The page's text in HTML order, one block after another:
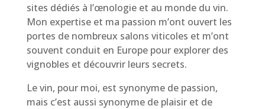
sites dédiés à l’œnologie et au monde du vin.
Mon expertise et ma passion m’ont ouvert les
portes de nombreux salons viticoles et m’ont
souvent conduit en Europe pour explorer des
vignobles et découvrir leurs secrets.
Le vin, pour moi, est synonyme de passion,
mais c’est aussi synonyme de plaisir et de